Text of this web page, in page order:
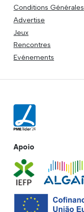
Conditions Générales
Advertise
Jeux
Rencontres
Evénements
Apoio